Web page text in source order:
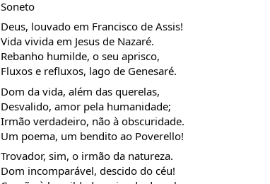
Soneto
Deus, louvado em Francisco de Assis!
Vida vivida em Jesus de Nazaré.
Rebanho humilde, o seu aprisco,
Fluxos e refluxos, lago de Genesaré.
Dom da vida, além das querelas,
Desvalido, amor pela humanidade;
Irmão verdadeiro, não à obscuridade.
Um poema, um bendito ao Poverello!
Trovador, sim, o irmão da natureza.
Dom incomparável, descido do céu!